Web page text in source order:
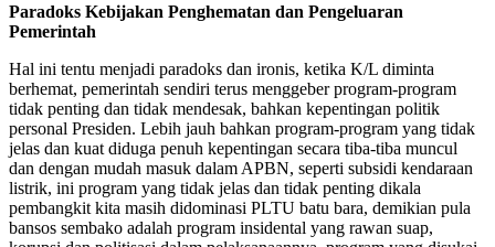
Paradoks Kebijakan Penghematan dan Pengeluaran
Pemerintah
Hal ini tentu menjadi paradoks dan ironis, ketika K/L diminta
berhemat, pemerintah sendiri terus menggeber program-program
tidak penting dan tidak mendesak, bahkan kepentingan politik
personal Presiden. Lebih jauh bahkan program-program yang tidak
jelas dan kuat diduga penuh kepentingan secara tiba-tiba muncul
dan dengan mudah masuk dalam APBN, seperti subsidi kendaraan
listrik, ini program yang tidak jelas dan tidak penting dikala
pembangkit kita masih didominasi PLTU batu bara, demikian pula
bansos sembako adalah program insidental yang rawan suap,